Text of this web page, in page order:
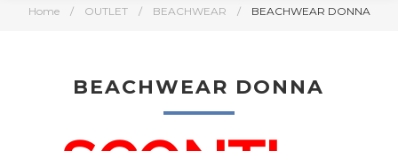
Home / OUTLET / BEACHWEAR / BEACHWEAR DONNA
BEACHWEAR DONNA